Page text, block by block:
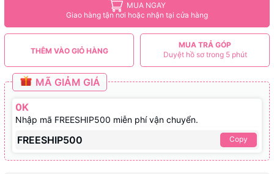
MUA NGAY
Giao hàng tận nơi hoặc nhận tại cửa hàng
THÊM VÀO GIỎ HÀNG
MUA TRẢ GÓP
Duyệt hồ sơ trong 5 phút
MÃ GIẢM GIÁ
0K
Nhập mã FREESHIP500 miễn phí vận chuyển.
FREESHIP500 Copy